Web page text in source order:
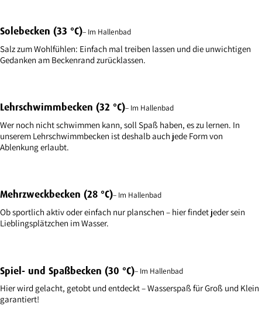
Solebecken (33 °C)– Im Hallenbad
Salz zum Wohlfühlen: Einfach mal treiben lassen und die unwichtigen
Gedanken am Beckenrand zurücklassen.
Lehrschwimmbecken (32 °C)– Im Hallenbad
Wer noch nicht schwimmen kann, soll Spaß haben, es zu lernen. In
unserem Lehrschwimmbecken ist deshalb auch jede Form von
Ablenkung erlaubt.
Mehrzweckbecken (28 °C)– Im Hallenbad
Ob sportlich aktiv oder einfach nur planschen – hier findet jeder sein
Lieblingsplätzchen im Wasser.
Spiel- und Spaßbecken (30 °C)– Im Hallenbad
Hier wird gelacht, getobt und entdeckt – Wasserspaß für Groß und Klein
garantiert!